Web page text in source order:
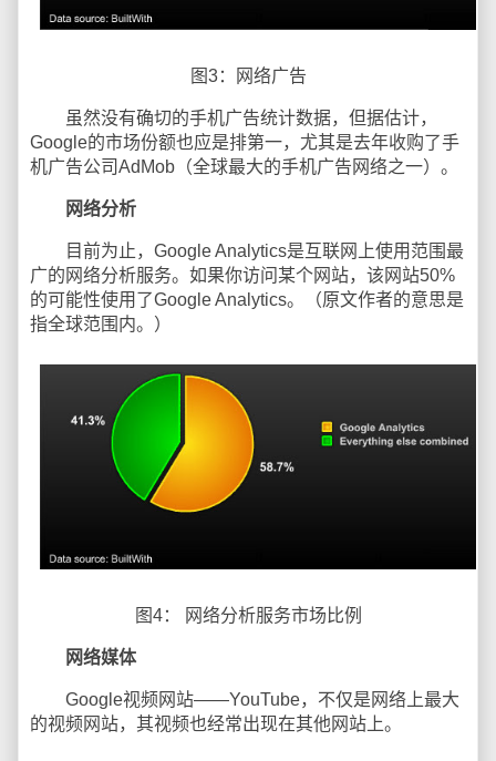
图3：网络广告
虽然没有确切的手机广告统计数据，但据估计，
Google的市场份额也应是排第一，尤其是去年收购了手
机广告公司AdMob（全球最大的手机广告网络之一）。
网络分析
目前为止，Google Analytics是互联网上使用范围最
广的网络分析服务。如果你访问某个网站，该网站50%
的可能性使用了Google Analytics。（原文作者的意思是
指全球范围内。）
图4： 网络分析服务市场比例
网络媒体
Google视频网站——YouTube，不仅是网络上最大
的视频网站，其视频也经常出现在其他网站上。